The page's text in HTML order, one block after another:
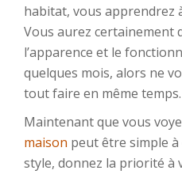
habitat, vous apprendrez
Vous aurez certainement
l’apparence et le
quelques mois, alors ne
tout faire en même temps.
Maintenant que vous
maison peut être simple
style, donnez la priorité à